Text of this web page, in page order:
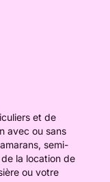
et de
avec ou sans
semi-
la location de
ou votre